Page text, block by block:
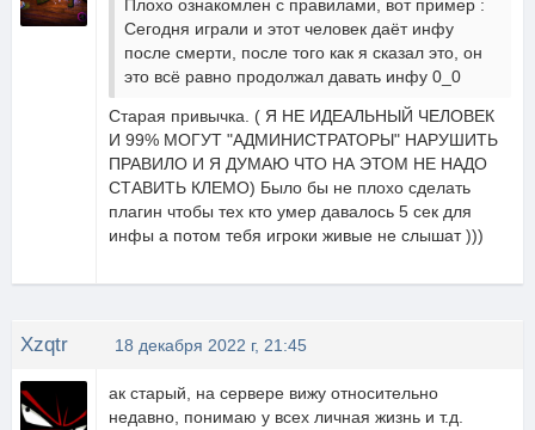
Плохо ознакомлен с правилами, вот пример :
Сегодня играли и этот человек даёт инфу
после смерти, после того как я сказал это, он
это всё равно продолжал давать инфу 0_0
Cтарая привычка. ( Я НЕ ИДЕАЛЬНЫЙ ЧЕЛОВЕК
И 99% МОГУТ "АДМИНИСТРАТОРЫ" НАРУШИТЬ
ПРАВИЛО И Я ДУМАЮ ЧТО НА ЭТОМ НЕ НАДО
СТАВИТЬ КЛЕМО) Было бы не плохо сделать
плагин чтобы тех кто умер давалось 5 сек для
инфы а потом тебя игроки живые не слышат )))
Xzqtr 18 декабря 2022 г, 21:45
ак старый, на сервере вижу относительно
недавно, понимаю у всех личная жизнь и т.д.